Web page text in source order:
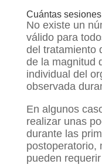
Cuántas
No existe un
válido para
del tratamiento
de la magnitud
individual del
observada
En algunos
realizar unas
durante las
postoperatorio,
pueden